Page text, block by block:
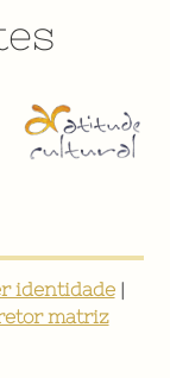
identidade|
matriz